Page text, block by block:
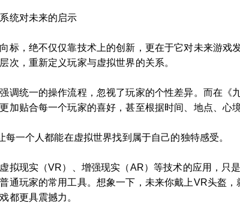
统对未来的启示
标，绝不仅仅靠技术上的创新，更在于它对未来游戏
次，重新定义玩家与虚拟世界的关系。
调统一的操作流程，忽视了玩家的个性差异。而在《
加贴合每一个玩家的喜好，甚至根据时间、地点、心
一个人都能在虚拟世界找到属于自己的独特感受。
拟现实（VR）、增强现实（AR）等技术的应用，只
通玩家的常用工具。想象一下，未来你戴上VR头盔
都更具震撼力。